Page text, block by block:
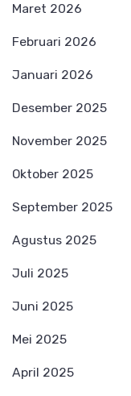
Maret 2026
Februari 2026
Januari 2026
Desember 2025
November 2025
Oktober 2025
September 2025
Agustus 2025
Juli 2025
Juni 2025
Mei 2025
April 2025